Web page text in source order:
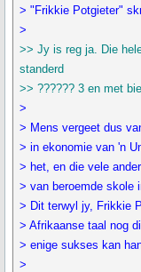
> "Frikkie Potgieter"
>
>> Jy is reg ja. Die
standerd
>> ?????? 3 en met
>
> Mens vergeet dus
> in ekonomie van 'n
> het, en die vele
> van beroemde skole
> Dit terwyl jy, Frikkie
> Afrikaanse taal nog
> enige sukses kan
>